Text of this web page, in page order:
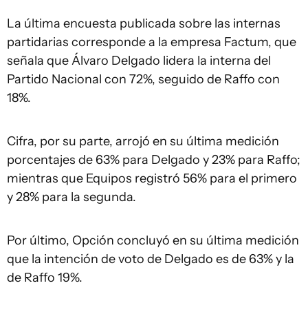
La última encuesta publicada sobre las internas
partidarias corresponde a la empresa Factum, que
señala que Álvaro Delgado lidera la interna del
Partido Nacional con 72%, seguido de Raffo con
18%.
Cifra, por su parte, arrojó en su última medición
porcentajes de 63% para Delgado y 23% para Raffo;
mientras que Equipos registró 56% para el primero
y 28% para la segunda.
Por último, Opción concluyó en su última medición
que la intención de voto de Delgado es de 63% y la
de Raffo 19%.